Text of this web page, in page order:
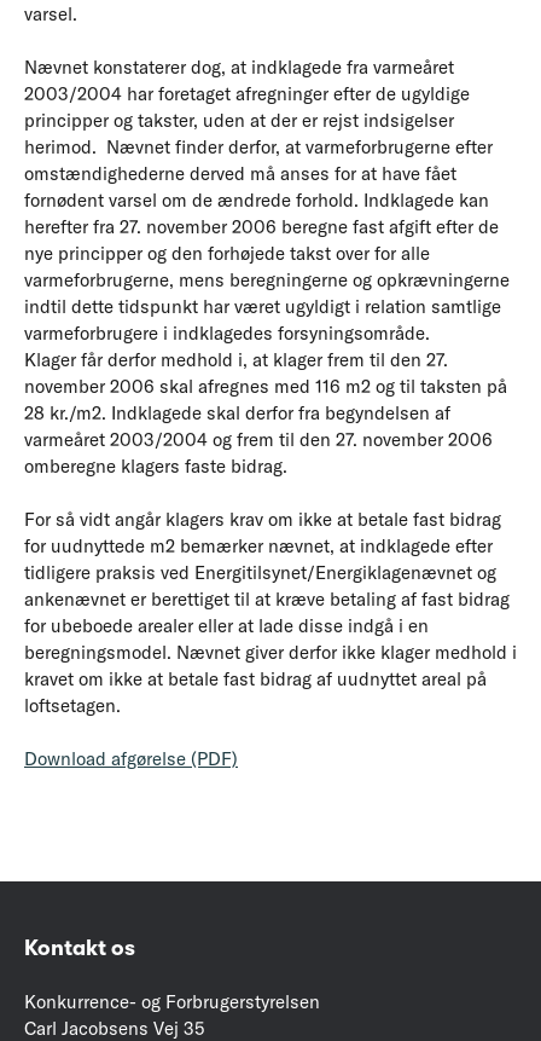
varsel.
Nævnet konstaterer dog, at indklagede fra varmeåret
2003/2004 har foretaget afregninger efter de ugyldige
principper og takster, uden at der er rejst indsigelser
herimod. Nævnet finder derfor, at varmeforbrugerne efter
omstændighederne derved må anses for at have fået
fornødent varsel om de ændrede forhold. Indklagede kan
herefter fra 27. november 2006 beregne fast afgift efter de
nye principper og den forhøjede takst over for alle
varmeforbrugerne, mens beregningerne og opkrævningerne
indtil dette tidspunkt har været ugyldigt i relation samtlige
varmeforbrugere i indklagedes forsyningsområde.
Klager får derfor medhold i, at klager frem til den 27.
november 2006 skal afregnes med 116 m2 og til taksten på
28 kr./m2. Indklagede skal derfor fra begyndelsen af
varmeåret 2003/2004 og frem til den 27. november 2006
omberegne klagers faste bidrag.
For så vidt angår klagers krav om ikke at betale fast bidrag
for uudnyttede m2 bemærker nævnet, at indklagede efter
tidligere praksis ved Energitilsynet/Energiklagenævnet og
ankenævnet er berettiget til at kræve betaling af fast bidrag
for ubeboede arealer eller at lade disse indgå i en
beregningsmodel. Nævnet giver derfor ikke klager medhold i
kravet om ikke at betale fast bidrag af uudnyttet areal på
loftsetagen.
Download afgørelse (PDF)
Kontakt os
Konkurrence- og Forbrugerstyrelsen
Carl Jacobsens Vej 35